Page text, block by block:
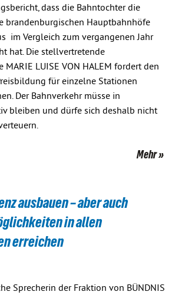
dass die Bahntochter die
brandenburgischen Hauptbahnhöfe
im Vergleich zum vergangenen Jahr
hat. Die stellvertretende
MARIE LUISE VON HALEM fordert den
für einzelne Stationen
Der Bahnverkehr müsse in
bleiben und dürfe sich deshalb nicht
Mehr
ausbauen – aber auch
in allen
erreichen
Sprecherin der Fraktion von BÜNDNIS